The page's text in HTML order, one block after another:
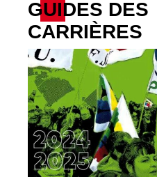
GUIDES DES
CARRIÈRES